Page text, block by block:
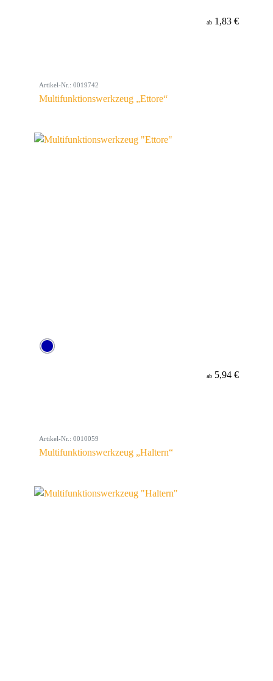
ab 1,83 €
Artikel-Nr.: 0019742
Multifunktionswerkzeug „Ettore“
ab 5,94 €
Artikel-Nr.: 0010059
Multifunktionswerkzeug „Haltern“